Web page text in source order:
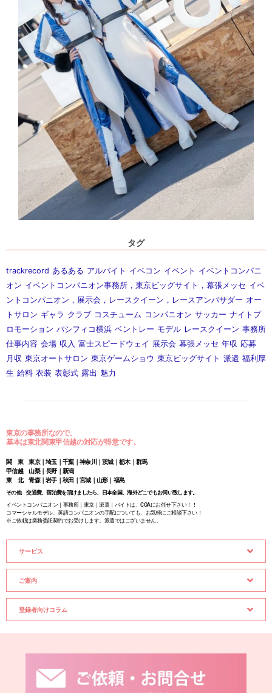
タグ
trackrecord あるある アルバイト イベコン イベント イベントコンパニ
オン イベントコンパニオン事務所，東京ビッグサイト，幕張メッセ イベ
ントコンパニオン，展示会，レースクイーン，レースアンバサダー オー
トサロン ギャラ クラブ コスチューム コンパニオン サッカー ナイトプ
ロモーション パシフィコ横浜 ベントレー モデル レースクイーン 事務所
仕事内容 会場 収入 富士スピードウェイ 展示会 幕張メッセ 年収 応募
月収 東京オートサロン 東京ゲームショウ 東京ビッグサイト 派遣 福利厚
生 給料 衣装 表彰式 露出 魅力
東京の事務所なので、
基本は東北関東甲信越の対応が得意です。
関 東 東京｜埼玉｜千葉｜神奈川｜茨城｜栃木｜群馬
甲信越 山梨｜長野｜新潟
東 北 青森｜岩手｜秋田｜宮城｜山形｜福島
その他 交通費、宿泊費を頂けましたら、日本全国、海外どこでもお伺い致します。
イベントコンパニオン｜事務所｜東京｜派遣｜バイトは、COAにお任せ下さい！！
コマーシャルモデル、英語コンパニオンの手配についても、お気軽にご相談下さい！
※ご依頼は業務委託契約でお受けします。派遣ではございません。
サービス
ご案内
登録者向けコラム